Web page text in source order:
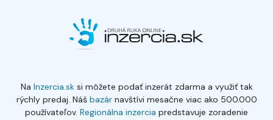
Na Inzercia.sksi môžete podať inzerát zdarma a využiť tak
rýchly predaj. Náš bazárnavštívi mesačne viac ako 500.000
používateľov. Regionálna inzercia predstavuje zoradenie